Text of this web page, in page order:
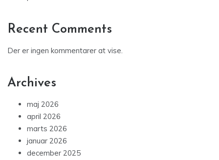
Recent Comments
Der er ingen kommentarer at vise.
Archives
maj 2026
april 2026
marts 2026
januar 2026
december 2025